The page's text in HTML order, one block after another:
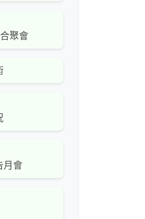
聚會
月會